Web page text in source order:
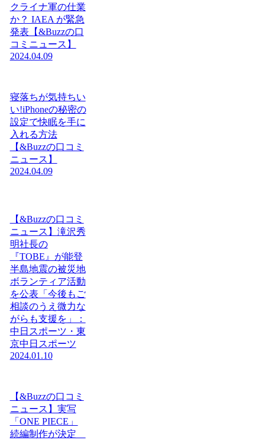
クライナ軍の仕業
か？ IAEA が緊急
発表【&Buzzの口
コミニュース】
2024.04.09
寝落ちが気持ちい
い!iPhoneの秘密の
設定で快眠を手に
入れる方法
【&Buzzの口コミ
ニュース】
2024.04.09
【&Buzzの口コミ
ニュース】滝沢秀
明社長の
『TOBE』が能登
半島地震の被災地
ボランティア活動
を公表「今後もご
相談のうえ微力な
がらも支援を」：
中日スポーツ・東
京中日スポーツ
2024.01.10
【&Buzzの口コミ
ニュース】実写
「ONE PIECE」
続編制作が決定